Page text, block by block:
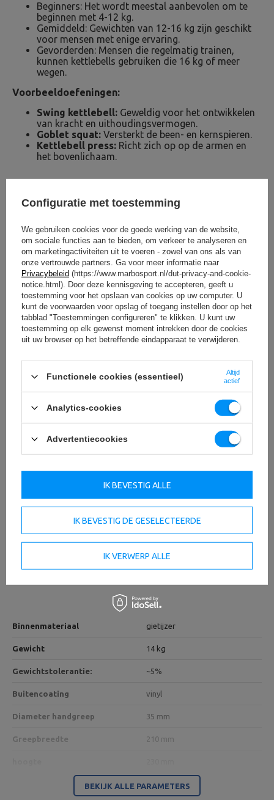
Beginners: Het wordt meestal aanbevolen om te
beginnen met 4-12 kg.
Gemiddeld: Gewichten van 12-16 kg zijn geschikt
voor mensen met enige ervaring.
Gevorderden: Mensen die regelmatig trainen,
kunnen kettlebells gebruiken die 16 kg of meer
wegen.
Voorbeeldoefeningen:
Swing kettlebell: Geweldig voor het ontwikkelen
van kracht en uithoudingsvermogen.
Goblet squat: Versterkt de been- en kernspieren.
Kettlebell press: Richt zich op op de armen en
het bovenlichaam.
BELANGRIJKE VEILIGHEIDSINFORMATIE
Technische specificaties
Binnenmateriaal gietijzer
Gewicht 14 kg
Gewichtstolerantie: ~5%
Buitencoating vinyl
Diameter handgreep 35 mm
Greepbreedte 210 mm
BEKIJK ALLE PARAMETERS
Configuratie met toestemming
We gebruiken cookies voor de goede werking van de website,
om sociale functies aan te bieden, om verkeer te analyseren en
om marketingactiviteiten uit te voeren - zowel van ons als van
onze vertrouwde partners. Ga voor meer informatie naar
Privacybeleid (https://www.marbosport.nl/dut-privacy-and-cookie-
notice.html). Door deze kennisgeving te accepteren, geeft u
toestemming voor het opslaan van cookies op uw computer. U
kunt de voorwaarden voor opslag of toegang instellen door op het
tabblad "Toestemmingen configureren" te klikken. U kunt uw
toestemming op elk gewenst moment intrekken door de cookies
uit uw browser op het betreffende eindapparaat te verwijderen.
Functionele cookies (essentieel)
Altijd
actief
Analytics-cookies
Advertentiecookies
IK BEVESTIG DE GESELECTEERDE
IK VERWERP ALLE
IK BEVESTIG ALLE